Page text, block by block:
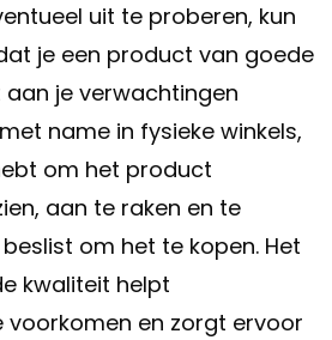
uit te proberen, kun
je een product van goede
je verwachtingen
name in fysieke winkels,
om het product
aan te raken en te
om het te kopen. Het
kwaliteit helpt
voorkomen en zorgt ervoor